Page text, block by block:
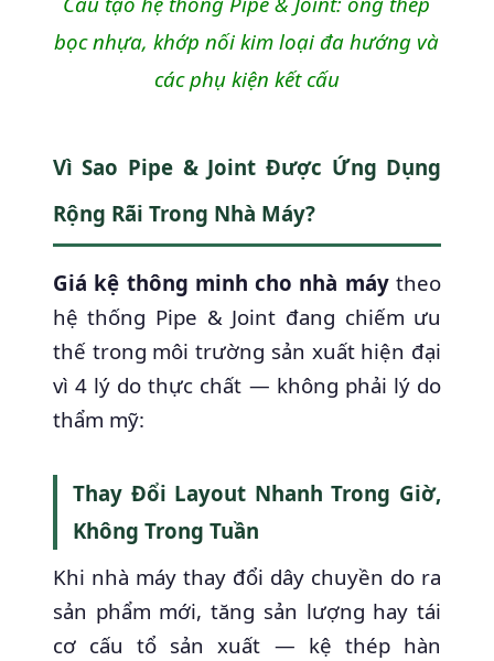
bọc nhựa, khớp nối kim loại đa hướng và
các phụ kiện kết cấu
Vì Sao Pipe & Joint Được Ứng Dụng
Rộng Rãi Trong Nhà Máy?
Giá kệ thông minh cho nhà máytheo
hệ thống Pipe & Joint đang chiếm ưu
thế trong môi trường sản xuất hiện đại
vì 4 lý do thực chất — không phải lý do
thẩm mỹ:
Thay Đổi Layout Nhanh Trong Giờ,
Không Trong Tuần
Khi nhà máy thay đổi dây chuyền do ra
sản phẩm mới, tăng sản lượng hay tái
cơ cấu tổ sản xuất — kệ thép hàn